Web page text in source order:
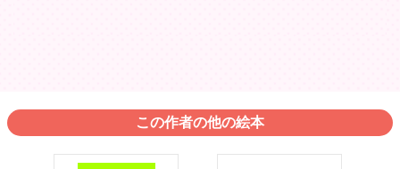
この作者の他の絵本